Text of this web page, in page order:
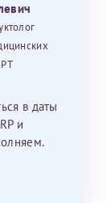
в даты
и